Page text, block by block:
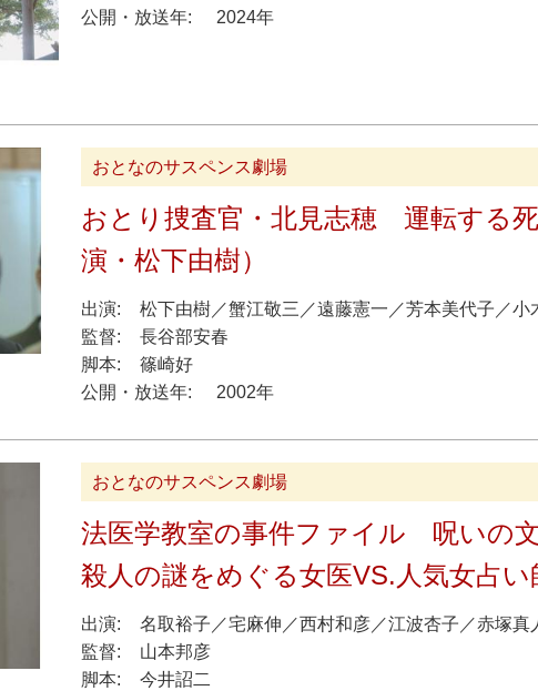
公開・放送年:
2024年
おとなのサスペンス劇場
おとり捜査官・北見志穂 運転する
演・松下由樹）
出演: 松下由樹 ／蟹江敬三 ／遠藤憲一 ／芳本美代子 ／小
監督:
長谷部安春
脚本:
篠崎好
公開・放送年:
2002年
おとなのサスペンス劇場
法医学教室の事件ファイル 呪いの
殺人の謎をめぐる女医VS.人気女占い
出演: 名取裕子 ／宅麻伸 ／西村和彦 ／江波杏子 ／赤塚真
監督:
山本邦彦
脚本:
今井詔二